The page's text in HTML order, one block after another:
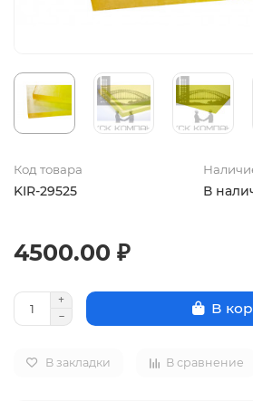
Код товара
KIR-29525 В
4500.00 ₽
В
В закладки В сравнение